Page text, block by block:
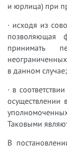
и юрлица) при
· исходя из
позволяющая
принимать
в данном случае;
· в
осуществлении
Таковыми
В